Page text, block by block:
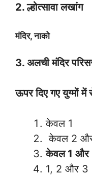
2. ल्होत्सावा
मंदिर, नाको
3. अलची मंदिर
ऊपर दिए गए युग्मों
केवल 1
केवल 2
केवल 1 और
1, 2 और 3